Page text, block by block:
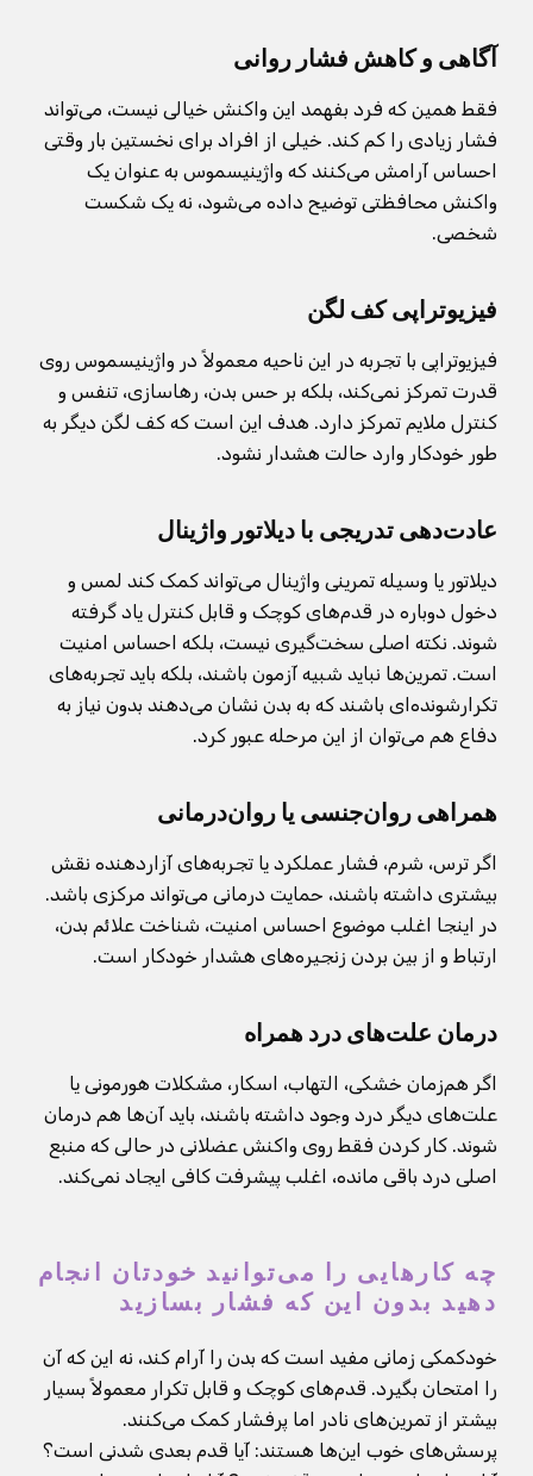
آگاهی و کاهش فشار روانی
فقط همین که فرد بفهمد این واکنش خیالی نیست، می‌تواند
فشار زیادی را کم کند. خیلی از افراد برای نخستین بار وقتی
احساس آرامش می‌کنند که واژینیسموس به عنوان یک
واکنش محافظتی توضیح داده می‌شود، نه یک شکست
شخصی.
فیزیوتراپی کف لگن
فیزیوتراپی با تجربه در این ناحیه معمولاً در واژینیسموس روی
قدرت تمرکز نمی‌کند، بلکه بر حس بدن، رهاسازی، تنفس و
کنترل ملایم تمرکز دارد. هدف این است که کف لگن دیگر به
طور خودکار وارد حالت هشدار نشود.
عادت‌دهی تدریجی با دیلاتور واژینال
دیلاتور یا وسیله تمرینی واژینال می‌تواند کمک کند لمس و
دخول دوباره در قدم‌های کوچک و قابل کنترل یاد گرفته
شوند. نکته اصلی سخت‌گیری نیست، بلکه احساس امنیت
است. تمرین‌ها نباید شبیه آزمون باشند، بلکه باید تجربه‌های
تکرارشونده‌ای باشند که به بدن نشان می‌دهند بدون نیاز به
دفاع هم می‌توان از این مرحله عبور کرد.
همراهی روان‌جنسی یا روان‌درمانی
اگر ترس، شرم، فشار عملکرد یا تجربه‌های آزاردهنده نقش
بیشتری داشته باشند، حمایت درمانی می‌تواند مرکزی باشد.
در اینجا اغلب موضوع احساس امنیت، شناخت علائم بدن،
ارتباط و از بین بردن زنجیره‌های هشدار خودکار است.
درمان علت‌های درد همراه
اگر هم‌زمان خشکی، التهاب، اسکار، مشکلات هورمونی یا
علت‌های دیگر درد وجود داشته باشند، باید آن‌ها هم درمان
شوند. کار کردن فقط روی واکنش عضلانی در حالی که منبع
اصلی درد باقی مانده، اغلب پیشرفت کافی ایجاد نمی‌کند.
چه کارهایی را می‌توانید خودتان انجام
دهید بدون این که فشار بسازید
خودکمکی زمانی مفید است که بدن را آرام کند، نه این که آن
را امتحان بگیرد. قدم‌های کوچک و قابل تکرار معمولاً بسیار
بیشتر از تمرین‌های نادر اما پرفشار کمک می‌کنند.
پرسش‌های خوب این‌ها هستند: آیا قدم بعدی شدنی است؟